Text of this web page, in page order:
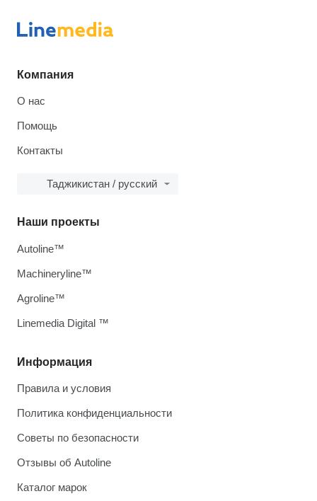
Компания
О нас
Помощь
Контакты
Таджикистан / русский
Информация
Правила и условия
Политика конфиденциальности
Советы по безопасности
Отзывы об Autoline
Каталог марок
Наши проекты
Autoline™
Machineryline™
Agroline™
Linemedia Digital ™